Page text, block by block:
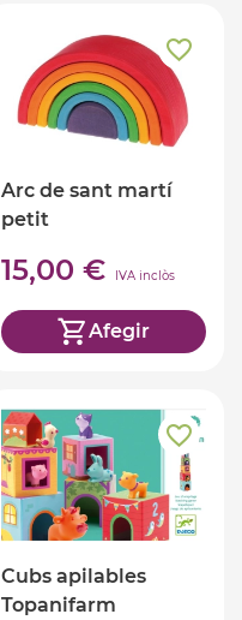
Arc de sant martí
petit
15,00 € IVA inclòs
Afegir
Cubs apilables
Topanifarm